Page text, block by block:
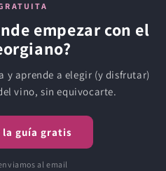
empezar con el
y aprende a elegir (y disfrutar)
vino, sin equivocarte.
la guía gratis
al email